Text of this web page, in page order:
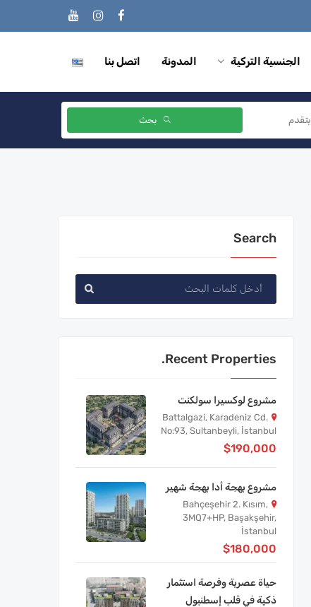
الجنسية التركية المدونة اتصل بنا
يتقدم بحث
Search
Recent Properties.
مشروع لوكسيرا سولكنت
Battalgazi, Karadeniz Cd.
No:93, Sultanbeyli, İstanbul
$190,000
مشروع بهجة أدا بهجة شهير
Bahçeşehir 2. Kısım,
3MQ7+HP, Başakşehir,
İstanbul
$180,000
حياة عصرية وفرصة استثمار
ذكية في قلب إسطنبول